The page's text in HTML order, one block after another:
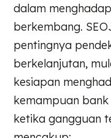
dalam
berkembang.
pentingnya
berkelanjutan,
kesiapan
kemampuan
ketika gangguan